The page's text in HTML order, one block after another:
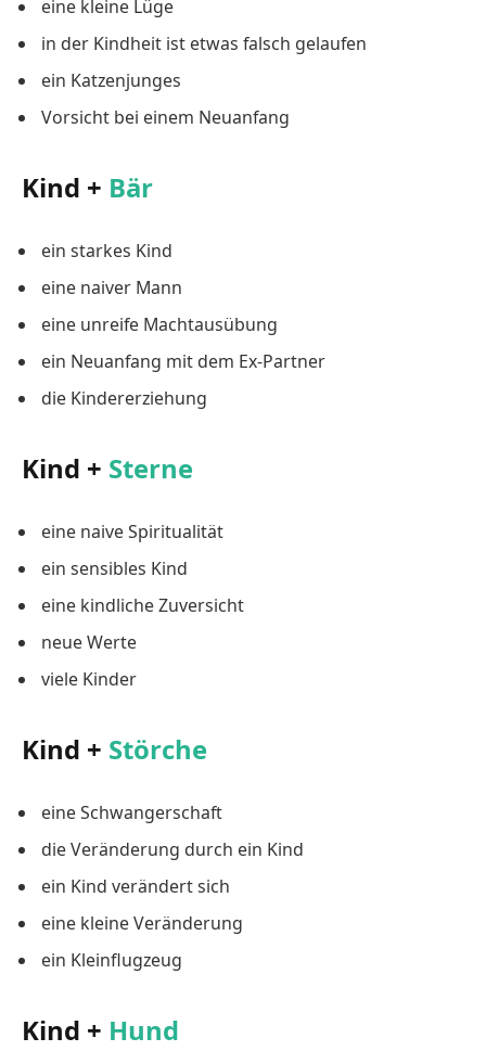
eine kleine Lüge
in der Kindheit ist etwas falsch gelaufen
ein Katzenjunges
Vorsicht bei einem Neuanfang
Kind + Bär
ein starkes Kind
eine naiver Mann
eine unreife Machtausübung
ein Neuanfang mit dem Ex-Partner
die Kindererziehung
Kind + Sterne
eine naive Spiritualität
ein sensibles Kind
eine kindliche Zuversicht
neue Werte
viele Kinder
Kind + Störche
eine Schwangerschaft
die Veränderung durch ein Kind
ein Kind verändert sich
eine kleine Veränderung
ein Kleinflugzeug
Kind + Hund